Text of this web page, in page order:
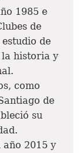
1985 e
de
de
la historia y
como
de
su
año 2015 y